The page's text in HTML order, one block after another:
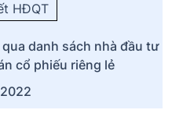
HĐQT
danh sách nhà đầu tư
cổ phiếu riêng lẻ